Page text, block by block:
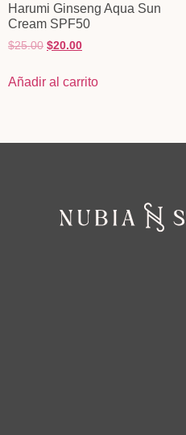
Harumi Ginseng Aqua Sun
Cream SPF50
$25.00 $20.00
Añadir al carrito